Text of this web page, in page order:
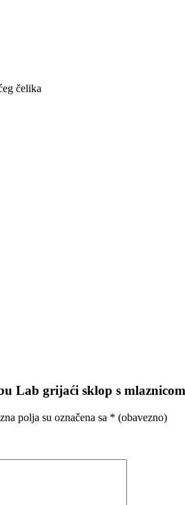
čelika
Lab grijaći sklop s
polja su označena sa * (obavezno)